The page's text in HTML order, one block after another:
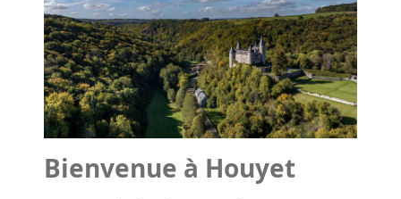
Bienvenue à Houyet